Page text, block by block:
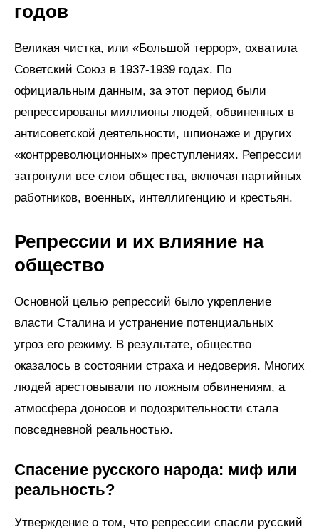
годов
Великая чистка, или «Большой террор», охватила
Советский Союз в 1937-1939 годах. По
официальным данным, за этот период были
репрессированы миллионы людей, обвиненных в
антисоветской деятельности, шпионаже и других
«контрреволюционных» преступлениях. Репрессии
затронули все слои общества, включая партийных
работников, военных, интеллигенцию и крестьян.
Репрессии и их влияние на
общество
Основной целью репрессий было укрепление
власти Сталина и устранение потенциальных
угроз его режиму. В результате, общество
оказалось в состоянии страха и недоверия. Многих
людей арестовывали по ложным обвинениям, а
атмосфера доносов и подозрительности стала
повседневной реальностью.
Спасение русского народа: миф или
реальность?
Утверждение о том, что репрессии спасли русский